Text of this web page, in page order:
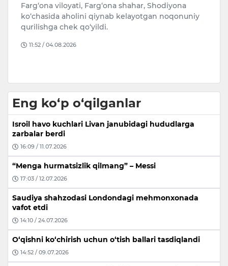
Farg‘ona viloyati, Farg‘ona shahar, Shodiyona
ko‘chasida aholini qiynab kelayotgan noqonuniy
qurilishga chek qo‘yildi.
11:52 / 04.08.2026
Eng ko‘p o‘qilganlar
Isroil havo kuchlari Livan janubidagi hududlarga
zarbalar berdi
16:09 / 11.07.2026
“Menga hurmatsizlik qilmang” – Messi
17:03 / 12.07.2026
Saudiya shahzodasi Londondagi mehmonxonada
vafot etdi
14:10 / 24.07.2026
O‘qishni ko‘chirish uchun o‘tish ballari tasdiqlandi
14:52 / 09.07.2026